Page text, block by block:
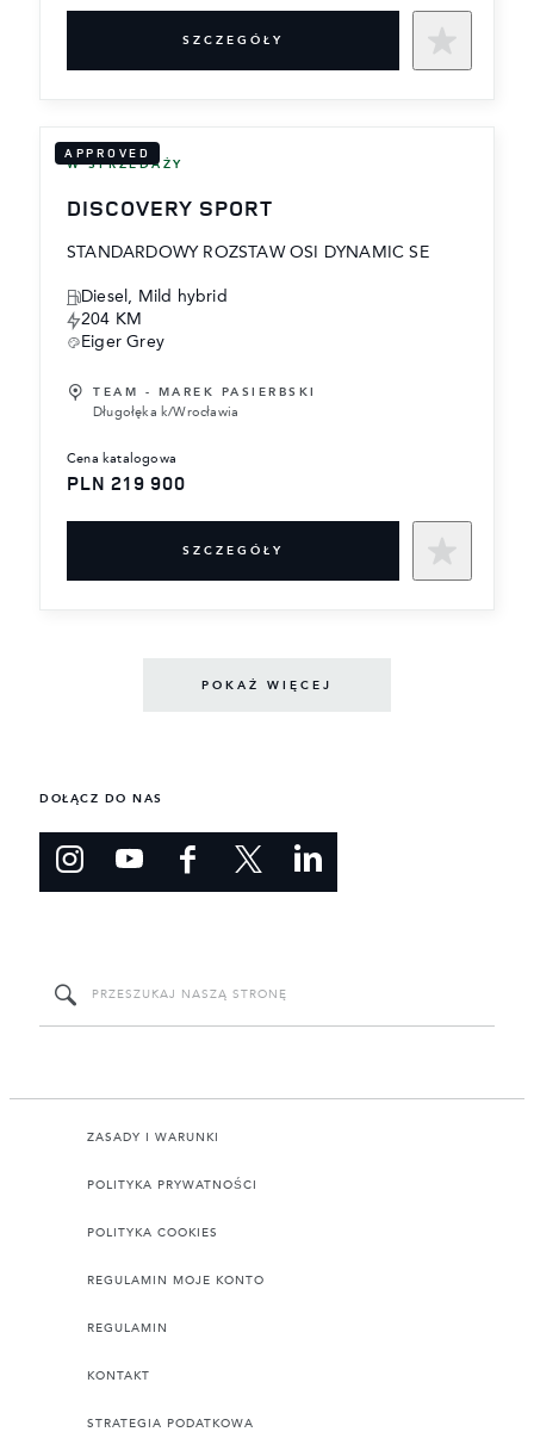
SZCZEGÓŁY
APPROVED
W SPRZEDAŻY
DISCOVERY SPORT
STANDARDOWY ROZSTAW OSI DYNAMIC SE
Diesel, Mild hybrid
204 KM
Eiger Grey
TEAM - MAREK PASIERBSKI
Długołęka k/Wrocławia
cena katalogowa
PLN 219 900
SZCZEGÓŁY
POKAŻ WIĘCEJ
DOŁĄCZ DO NAS
ZASADY I WARUNKI
POLITYKA PRYWATNOŚCI
POLITYKA COOKIES
REGULAMIN MOJE KONTO
REGULAMIN
KONTAKT
STRATEGIA PODATKOWA